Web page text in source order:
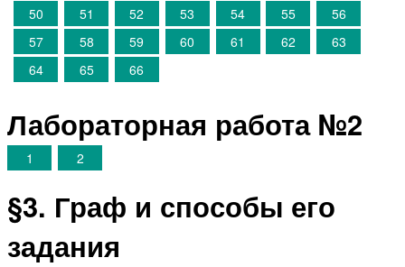
50
51 52 53 54 55
56
57
58 59 60 61 62
63
64
65 66
Лабораторная работа №2
1 2
§3. Граф и способы его
задания